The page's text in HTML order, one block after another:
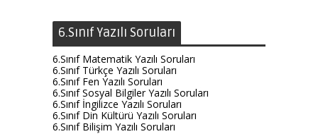
6.Sınıf Yazılı Soruları
6.Sınıf Matematik Yazılı Soruları
6.Sınıf Türkçe Yazılı Soruları
6.Sınıf Fen Yazılı Soruları
6.Sınıf Sosyal Bilgiler Yazılı Soruları
6.Sınıf İngilizce Yazılı Soruları
6.Sınıf Din Kültürü Yazılı Soruları
6.Sınıf Bilişim Yazılı Soruları